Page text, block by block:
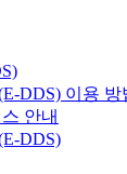
DDS) 이용 방
안내
DDS)